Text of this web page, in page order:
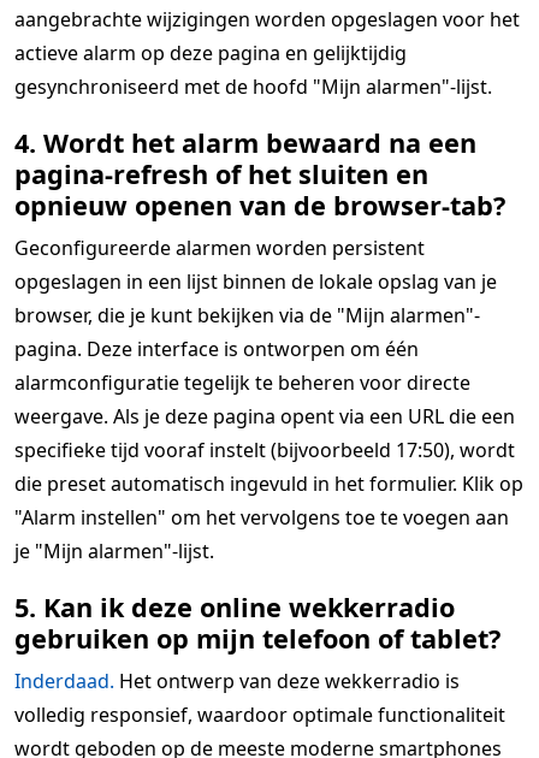
aangebrachte wijzigingen worden opgeslagen voor het
actieve alarm op deze pagina en gelijktijdig
gesynchroniseerd met de hoofd "Mijn alarmen"-lijst.
4. Wordt het alarm bewaard na een
pagina-refresh of het sluiten en
opnieuw openen van de browser-tab?
Geconfigureerde alarmen worden persistent
opgeslagen in een lijst binnen de lokale opslag van je
browser, die je kunt bekijken via de "Mijn alarmen"-
pagina. Deze interface is ontworpen om één
alarmconfiguratie tegelijk te beheren voor directe
weergave. Als je deze pagina opent via een URL die een
specifieke tijd vooraf instelt (bijvoorbeeld 17:50), wordt
die preset automatisch ingevuld in het formulier. Klik op
"Alarm instellen" om het vervolgens toe te voegen aan
je "Mijn alarmen"-lijst.
5. Kan ik deze online wekkerradio
gebruiken op mijn telefoon of tablet?
Inderdaad. Het ontwerp van deze wekkerradio is
volledig responsief, waardoor optimale functionaliteit
wordt geboden op de meeste moderne smartphones